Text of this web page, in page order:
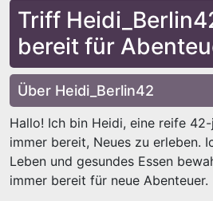
Triff
bereit für
Über Heidi_Berlin42
Hallo! Ich bin Heidi, eine reife
immer bereit, Neues zu erleben.
Leben und gesundes Essen
immer bereit für neue Abenteuer.